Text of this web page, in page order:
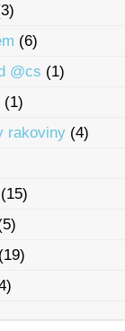
(6)
@cs (1)
(1)
rakoviny (4)
(15)
(19)